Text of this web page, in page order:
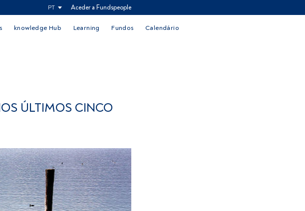
PT Aceder a Fundspeople
knowledge Hub Learning Fundos Calendário
ÚLTIMOS CINCO